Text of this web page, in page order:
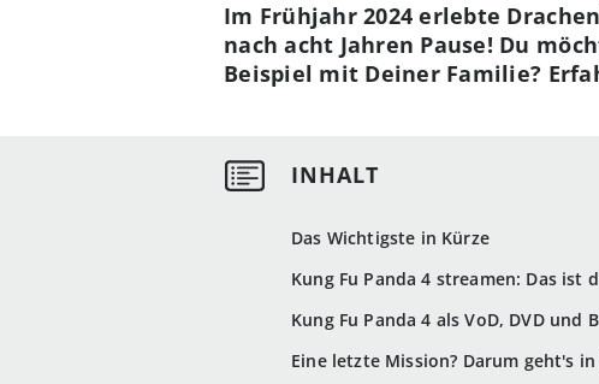
Das Wichtigste in Kürze
Kung Fu Panda 4 streamen: Das ist
Kung Fu Panda 4 als VoD, DVD und
Eine letzte Mission? Darum geht's in
Im Frühjahr 2024 erlebte
nach acht Jahren Pause! Du
Beispiel mit Deiner Familie?